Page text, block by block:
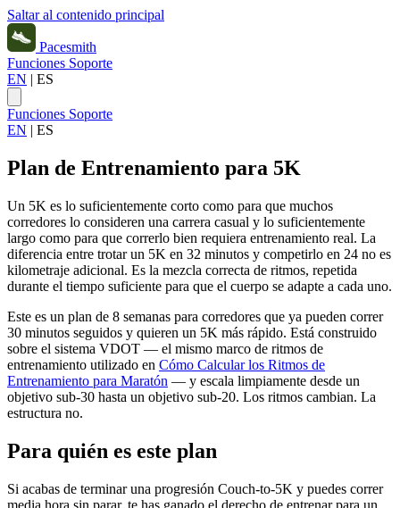
Saltar al contenido principal
Pacesmith
Funciones Soporte
EN | ES
Funciones Soporte
EN | ES
Plan de Entrenamiento para 5K
Un 5K es lo suficientemente corto como para que muchos
corredores lo consideren una carrera casual y lo suficientemente
largo como para que correrlo bien requiera entrenamiento real. La
diferencia entre trotar un 5K en 32 minutos y competirlo en 24 no es
kilometraje adicional. Es la mezcla correcta de ritmos, repetida
durante el tiempo suficiente para que el cuerpo se adapte a cada uno.
Este es un plan de 8 semanas para corredores que ya pueden correr
30 minutos seguidos y quieren un 5K más rápido. Está construido
sobre el sistema VDOT — el mismo marco de ritmos de
entrenamiento utilizado en Cómo Calcular los Ritmos de
Entrenamiento para Maratón — y escala limpiamente desde un
objetivo sub-30 hasta un objetivo sub-20. Los ritmos cambian. La
estructura no.
Para quién es este plan
Si acabas de terminar una progresión Couch-to-5K y puedes correr
media hora sin parar, te has ganado el derecho de entrenar para un